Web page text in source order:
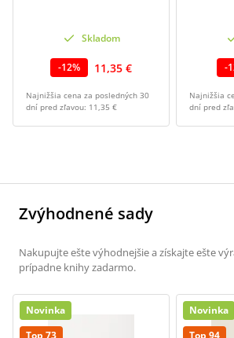
Skladom
-12% 11,35 €
Najnižšia cena za posledných 30
dní pred zľavou: 11,35 €
-
Najnižšia
dní pred
Zvýhodnené sady
Nakupujte ešte výhodnejšie a získajte ešte
prípadne knihy zadarmo.
Novinka
Top 73
Novinka
Top 94